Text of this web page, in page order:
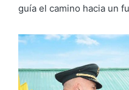
guía el camino hacia un